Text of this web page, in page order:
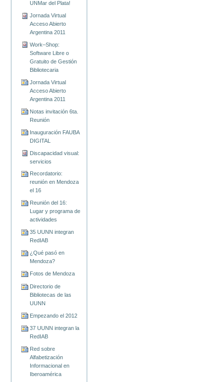
UNMar del Plata!
Jornada Virtual
Acceso Abierto
Argentina 2011
Work–Shop:
Software Libre o
Gratuito de Gestión
Bibliotecaria
Jornada Virtual
Acceso Abierto
Argentina 2011
Notas invitación 6ta.
Reunión
Inauguración FAUBA
DIGITAL
Discapacidad visual:
servicios
Recordatorio:
reunión en Mendoza
el 16
Reunión del 16:
Lugar y programa de
actividades
35 UUNN integran
RedIAB
¿Qué pasó en
Mendoza?
Fotos de Mendoza
Directorio de
Bibliotecas de las
UUNN
Empezando el 2012
37 UUNN integran la
RedIAB
Red sobre
Alfabetización
Informacional en
Iberoamérica